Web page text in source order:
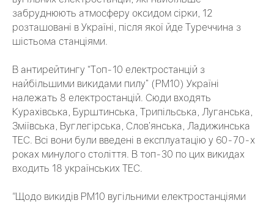
забруднюють атмосферу оксидом сірки, 12
розташовані в Україні, після якої йде Туреччина з
шістьома станціями.
В антирейтингу “Топ-10 електростанцій з
найбільшими викидами пилу” (PM10) Україні
належать 8 електростанцій. Сюди входять
Курахівська, Бурштинська, Трипільська, Луганська,
Зміївська, Вуглегірська, Слов’янська, Ладижинська
ТЕС. Всі вони були введені в експлуатацію у 60-70-х
роках минулого століття. В топ-30 по цих викидах
входить 18 українських ТЕС.
"Щодо викидів PM10 вугільними електростанціями